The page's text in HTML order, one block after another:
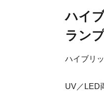
ハイ
ラン
ハイブリ
UV／LED